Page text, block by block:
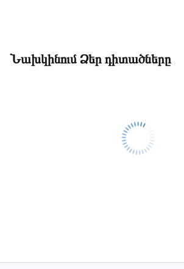
Նախկինում Ձեր դիտածները